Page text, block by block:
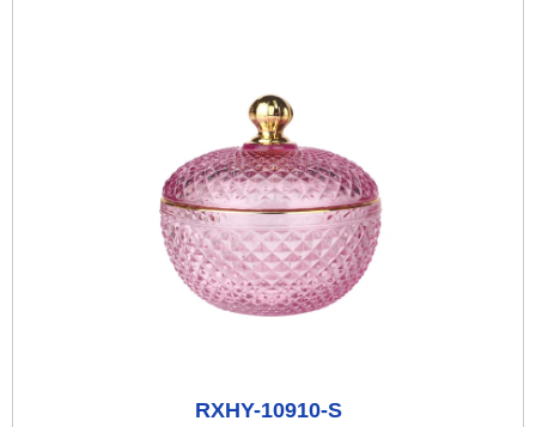
RXHY-10910-S